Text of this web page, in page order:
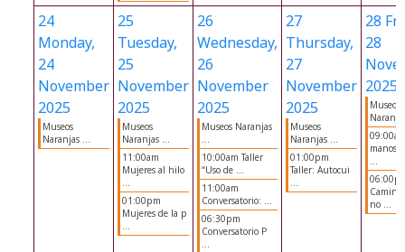
24
Monday,
24
November
2025
Museos
Naranjas ...
25
Tuesday,
25
November
2025
Museos
Naranjas ...
11:00am
Mujeres al hilo
...
01:00pm
Mujeres de la p
...
26
Wednesday,
26
November
2025
Museos Naranjas
...
10:00am Taller
“Uso de ...
11:00am
Conversatorio: ...
06:30pm
Conversatorio P
...
27
Thursday,
27
November
2025
Museos
Naranjas ...
01:00pm
Taller: Autocui
...
28
28
2025
Museos
manos
...
no ...